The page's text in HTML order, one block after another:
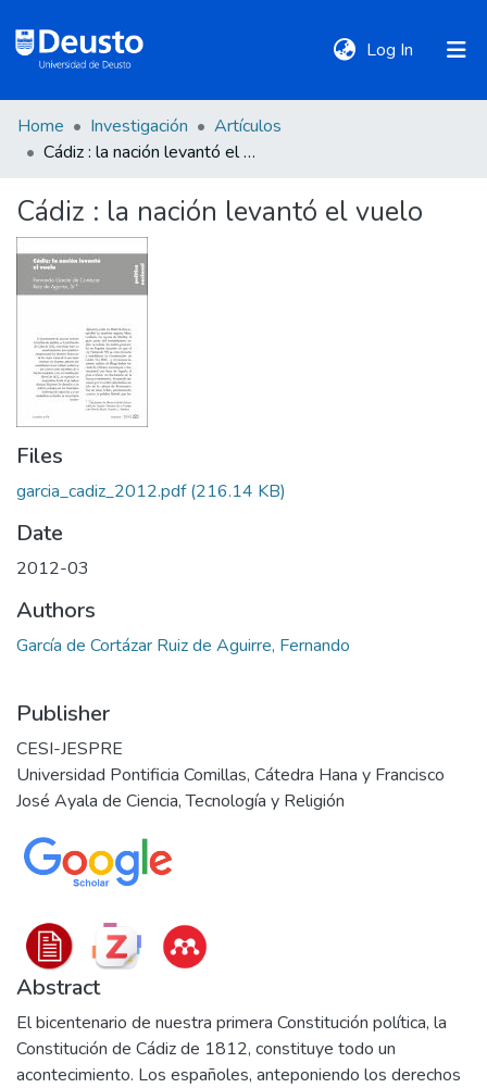
Log In (current)
DeustoTeka
Communities
&
Collections
All of DSpace
Statistics
Home Investigación
Artículos
Cádiz : la nación levantó el vuelo
Cádiz : la nación levantó el vuelo
Files
garcia_cadiz_2012.pdf(216.14 KB)
Date
2012-03
Authors
García de Cortázar Ruiz de Aguirre, Fernando
Publisher
CESI-JESPRE
Universidad Pontificia Comillas, Cátedra Hana y Francisco
José Ayala de Ciencia, Tecnología y Religión
Abstract
El bicentenario de nuestra primera Constitución política, la
Constitución de Cádiz de 1812, constituye todo un
acontecimiento. Los españoles, anteponiendo los derechos